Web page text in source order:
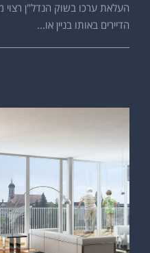
העלאת ערכו בשוק הנדל"ן רצוי
הדיירים באותו בניין או...